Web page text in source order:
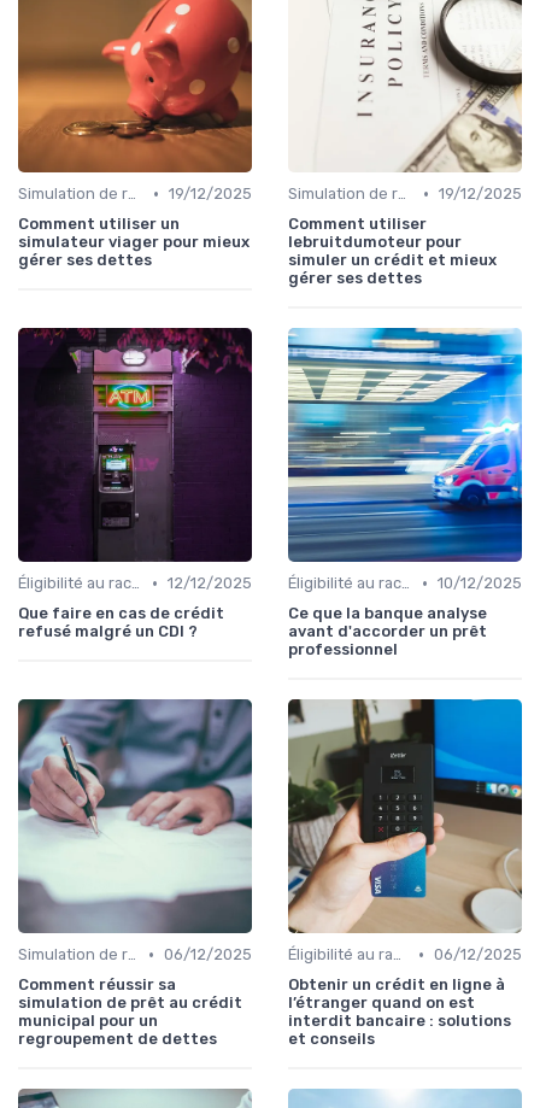
Simulation de rachat de crédit • 19/12/2025
Comment utiliser un
simulateur viager pour mieux
gérer ses dettes
Simulation de rachat de crédit • 19/12/2025
Comment utiliser
lebruitdumoteur pour
simuler un crédit et mieux
gérer ses dettes
Éligibilité au rachat de crédit • 12/12/2025
Que faire en cas de crédit
refusé malgré un CDI ?
Éligibilité au rachat de crédit • 10/12/2025
Ce que la banque analyse
avant d'accorder un prêt
professionnel
Simulation de rachat de crédit • 06/12/2025
Comment réussir sa
simulation de prêt au crédit
municipal pour un
regroupement de dettes
Éligibilité au rachat de crédit • 06/12/2025
Obtenir un crédit en ligne à
l’étranger quand on est
interdit bancaire : solutions
et conseils